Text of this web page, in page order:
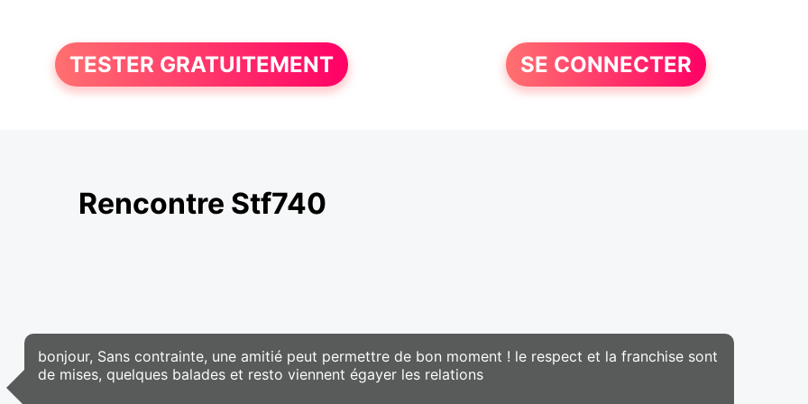
TESTER GRATUITEMENT SE CONNECTER
Rencontre Stf740
bonjour, Sans contrainte, une amitié peut permettre de bon moment ! le respect et la franchise sont
de mises, quelques balades et resto viennent égayer les relations